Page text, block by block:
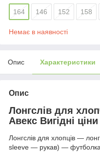
164 146 152 158
Немає в наявності
Опис Характеристики
Опис
Лонгслів для
Авекс Вигідні
Лонгслів для хлопців —
sleeve — рукав) — футболка